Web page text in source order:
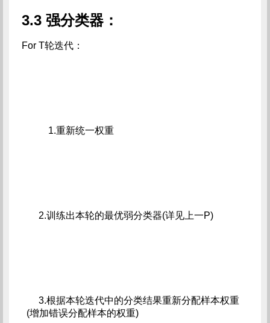
3.3 强分类器：
For T轮迭代：
1.重新统一权重
2.训练出本轮的最优弱分类器(详见上一P)
3.根据本轮迭代中的分类结果重新分配样本权重
(增加错误分配样本的权重)